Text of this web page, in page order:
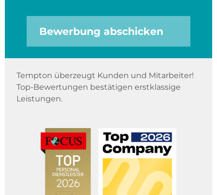
Bewerbung abschicken
Tempton überzeugt Kunden und Mitarbeiter!
Top-Bewertungen bestätigen erstklassige
Leistungen.